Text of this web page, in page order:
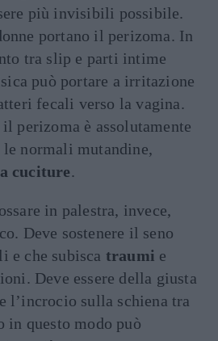
più invisibili possibile.
portano il perizoma. In
tra slip e parti intime
può portare a irritazione
fecali verso la vagina.
perizoma è assolutamente
normali mutandine,
cuciture.
in palestra, invece,
Deve sostenere il seno
e che subisca traumi e
Deve essere della giusta
l’incrocio sulla schiena tra
in questo modo può